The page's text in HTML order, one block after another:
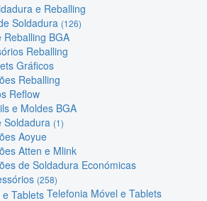
e Reballing
Soldadura (126)
Reballing BGA
Reballing
Gráficos
Reballing
Reflow
e Moldes BGA
Soldadura (1)
Aoyue
Atten e Mlink
de Soldadura Económicas
(258)
Telefonia Móvel e Tablets